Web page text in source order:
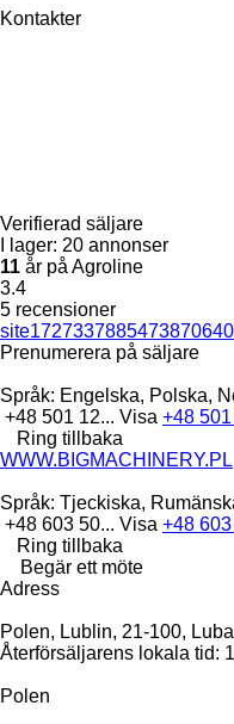
Kontakter
Verifierad säljare
I lager: 20 annonser
11 år på Agroline
3.4
5 recensioner
Prenumerera på säljare
Språk: Engelska, Polska,
+48 501 12... Visa +48
Ring tillbaka
WWW.BIGMACHINERY.PL
Språk: Tjeckiska,
+48 603 50... Visa +48
Ring tillbaka
Begär ett möte
Adress
Polen, Lublin, 21-100,
Återförsäljarens lokala tid:
Polen